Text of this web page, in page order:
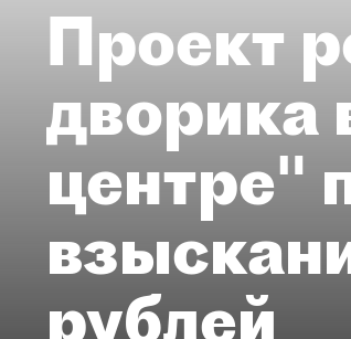
Проект
дворика
центре"
рублей